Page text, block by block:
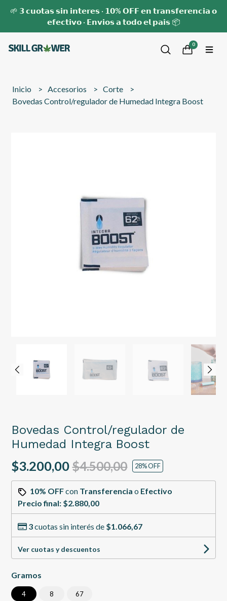
🌱 𝟯 𝗰𝘂𝗼𝘁𝗮𝘀 𝘀𝗶𝗻 𝗶𝗻𝘁𝗲𝗿𝗲𝘀 · 𝟭𝟬% 𝗢𝗙𝗙 𝗲𝗻 𝘁𝗿𝗮𝗻𝘀𝗳𝗲𝗿𝗲𝗻𝗰𝗶𝗮 𝗼
𝗲𝗳𝗲𝗰𝘁𝗶𝘃𝗼 · 𝗘𝗻𝘃𝗶𝗼𝘀 𝗮 𝘁𝗼𝗱𝗼 𝗲𝗹 𝗽𝗮𝗶𝘀 📦
0
Inicio Accesorios
Corte
Bovedas Control/regulador de Humedad Integra Boost
Bovedas Control/regulador de
Humedad Integra Boost
$3.200,00$4.500,00 28% OFF
10% OFFcon Transferencia o Efectivo
Precio final: $2.880,00
3cuotas sin interés de $1.066,67
Ver cuotas y descuentos
Gramos
4 8 67